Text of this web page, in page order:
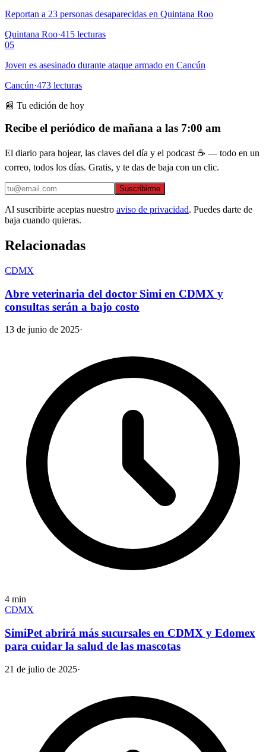
Reportan a 23 personas desaparecidas en Quintana Roo
Quintana Roo·415 lecturas
05
Joven es asesinado durante ataque armado en Cancún
Cancún·473 lecturas
📰 Tu edición de hoy
Recibe el periódico de mañana a las 7:00 am
El diario para hojear, las claves del día y el podcast ☕ — todo en un
correo, todos los días. Gratis, y te das de baja con un clic.
Suscribirme
Al suscribirte aceptas nuestro aviso de privacidad. Puedes darte de
baja cuando quieras.
Relacionadas
CDMX
Abre veterinaria del doctor Simi en CDMX y
consultas serán a bajo costo
13 de junio de 2025·
4 min
CDMX
SimiPet abrirá más sucursales en CDMX y Edomex
para cuidar la salud de las mascotas
21 de julio de 2025·